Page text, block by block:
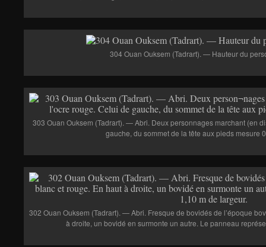
304 Ouan Ouksem (Tadrart). — Hauteur du
303 Ouan Ouksem (Tadrart). — Abri. Deux personnages marchant (en
gauche, du sommet de la tête aux pieds mesure
302 Ouan Ouksem (Tadrart). — Abri. Fresque de bovidés de l’époque
à droite, un bovidé en surmonte un autre. Le panneau